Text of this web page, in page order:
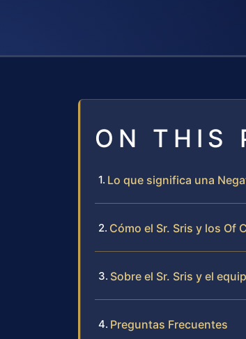
ON THIS
Lo que significa una
Cómo el Sr. Sris y los Of
Sobre el Sr. Sris y el
Preguntas Frecuentes